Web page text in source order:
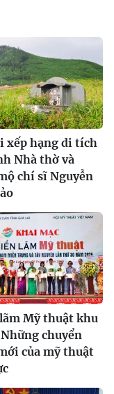
xếp hạng di tích
Nhà thờ và
chí sĩ Nguyễn
Mỹ thuật khu
chuyển
của mỹ thuật